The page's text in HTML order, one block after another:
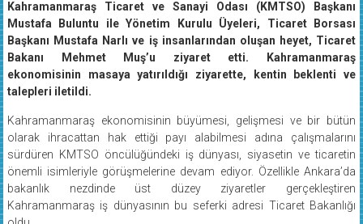
Mustafa Buluntu ile Yönetim Kurulu Üyeleri, Ticaret Borsası
Başkanı Mustafa Narlı ve iş insanlarından oluşan heyet, Ticaret
Bakanı Mehmet Muş’u ziyaret etti. Kahramanmaraş
ekonomisinin masaya yatırıldığı ziyarette, kentin beklenti ve
talepleri iletildi.
olarak ihracattan hak ettiği payı alabilmesi adına çalışmalarını
sürdüren KMTSO öncülüğündeki iş dünyası, siyasetin ve ticaretin
önemli isimleriyle görüşmelerine devam ediyor. Özellikle Ankara’da
bakanlık nezdinde üst düzey ziyaretler gerçekleştiren
Kahramanmaraş iş dünyasının bu seferki adresi Ticaret Bakanlığı
oldu.